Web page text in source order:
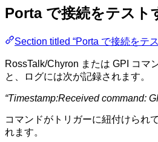
Porta で接続をテスト
Section titled “Porta で接続をテ
RossTalk/Chyron または GPI コマ
と、ログには次が記録されます。
“Timestamp:Received command:
コマンドがトリガーに紐付けられ
れます。